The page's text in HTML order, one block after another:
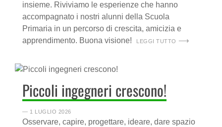
insieme. Riviviamo le esperienze che hanno
accompagnato i nostri alunni della Scuola
Primaria in un percorso di crescita, amicizia e
apprendimento. Buona visione!
LEGGI TUTTO
Piccoli ingegneri crescono!
― 1 LUGLIO 2026
Osservare, capire, progettare, ideare, dare spazio